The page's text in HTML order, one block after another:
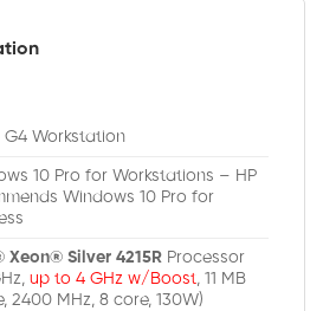
G4 Workstation
10 Pro for Workstations – HP
Windows 10 Pro for
Xeon® Silver 4215R Processor
up to 4 GHz w/Boost, 11 MB
2400 MHz, 8 core, 130W)